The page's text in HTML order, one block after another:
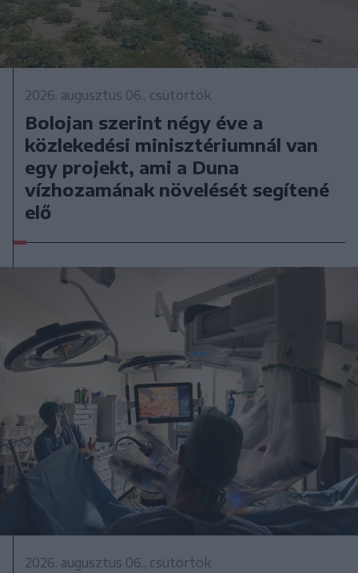
2026. augusztus 06., csütörtök
Bolojan szerint négy éve a
közlekedési minisztériumnál van
egy projekt, ami a Duna
vízhozamának növelését segítené
elő
2026. augusztus 06., csütörtök